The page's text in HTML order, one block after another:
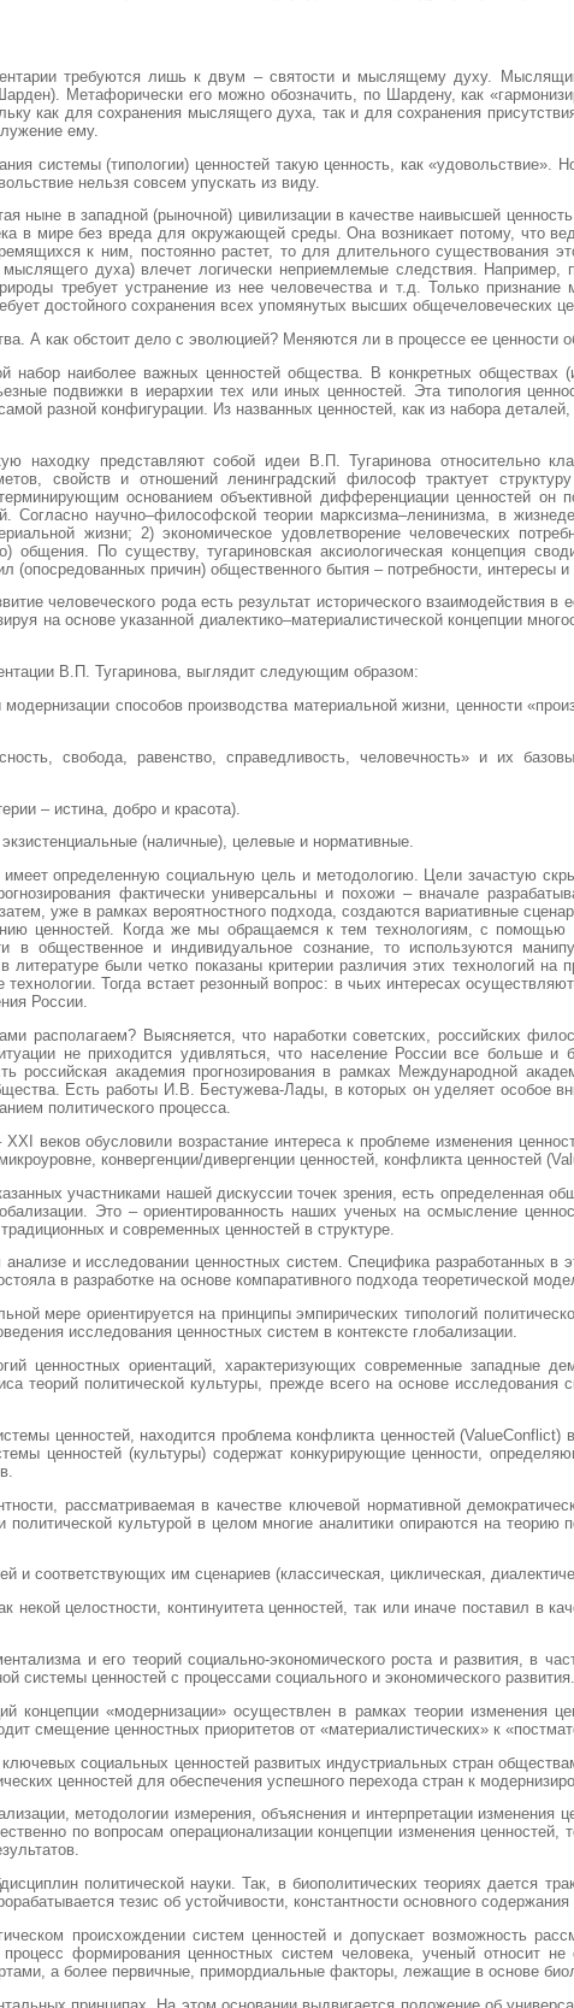
требуются лишь к двум – святости и мыслящему духу.
Метафорически его можно обозначить, по Шардену, как
как для сохранения мыслящего духа, так и для сохранения
ему.
системы (типологии) ценностей такую ценность, как «удовольствие».
нельзя совсем упускать из виду.
ныне в западной (рыночной) цивилизации в качестве наивысшей
в мире без вреда для окружающей среды. Она возникает потому, что
к ним, постоянно растет, то для длительного существования
духа) влечет логически неприемлемые следствия. Например,
требует устранение из нее человечества и т.д. Только
достойного сохранения всех упомянутых высших общечеловеческих
А как обстоит дело с эволюцией? Меняются ли в процессе ее ценности
наиболее важных ценностей общества. В конкретных обществах
подвижки в иерархии тех или иных ценностей. Эта типология
разной конфигурации. Из названных ценностей, как из набора
находку представляют собой идеи В.П. Тугаринова относительно
свойств и отношений ленинградский философ трактует
основанием объективной дифференциации ценностей он
Согласно научно–философской теории марксизма–ленинизма, в
жизни; 2) экономическое удовлетворение человеческих
По существу, тугариновская аксиологическая концепция
причин) общественного бытия – потребности, интересы и
человеческого рода есть результат исторического взаимодействия в
на основе указанной диалектико–материалистической концепции
В.П. Тугаринова, выглядит следующим образом:
способов производства материальной жизни, ценности
свобода, равенство, справедливость, человечность» и их
– истина, добро и красота).
(наличные), целевые и нормативные.
определенную социальную цель и методологию. Цели зачастую
фактически универсальны и похожи – вначале
уже в рамках вероятностного подхода, создаются вариативные
ценностей. Когда же мы обращаемся к тем технологиям, с помощью
общественное и индивидуальное сознание, то используются
были четко показаны критерии различия этих технологий
Тогда встает резонный вопрос: в чьих интересах
России.
располагаем? Выясняется, что наработки советских, российских
не приходится удивляться, что население России все больше и
российская академия прогнозирования в рамках Международной
Есть работы И.В. Бестужева-Лады, в которых он уделяет особое
политического процесса.
веков обусловили возрастание интереса к проблеме изменения
конвергенции/дивергенции ценностей, конфликта ценностей
участниками нашей дискуссии точек зрения, есть определенная
Это – ориентированность наших ученых на осмысление
и современных ценностей в структуре.
и исследовании ценностных систем. Специфика разработанных в
в разработке на основе компаративного подхода теоретической
мере ориентируется на принципы эмпирических типологий
исследования ценностных систем в контексте глобализации.
ценностных ориентаций, характеризующих современные западные
теорий политической культуры, прежде всего на основе исследования
ценностей, находится проблема конфликта ценностей
ценностей (культуры) содержат конкурирующие ценности,
рассматриваемая в качестве ключевой нормативной
культурой в целом многие аналитики опираются на теорию
соответствующих им сценариев (классическая, циклическая,
целостности, континуитета ценностей, так или иначе поставил в
и его теорий социально-экономического роста и развития, в
системы ценностей с процессами социального и экономического развития.
концепции «модернизации» осуществлен в рамках теории изменения
смещение ценностных приоритетов от «материалистических» к
социальных ценностей развитых индустриальных стран
ценностей для обеспечения успешного перехода стран к
методологии измерения, объяснения и интерпретации изменения
по вопросам операционализации концепции изменения ценностей,
политической науки. Так, в биополитических теориях дается
тезис об устойчивости, константности основного
происхождении систем ценностей и допускает возможность
формирования ценностных систем человека, ученый относит не
а более первичные, примордиальные факторы, лежащие в основе